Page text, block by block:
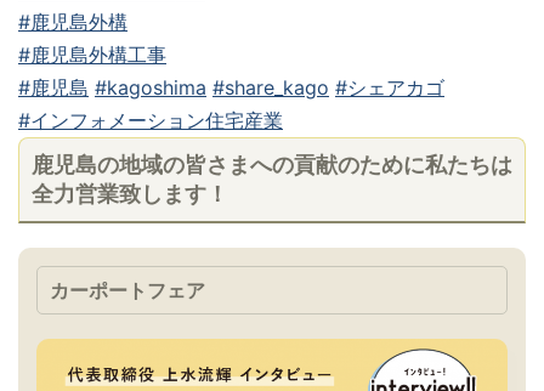
#鹿児島外構
#鹿児島外構工事
#鹿児島 #kagoshima #share_kago #シェアカゴ
#インフォメーション住宅産業
鹿児島の地域の皆さまへの貢献のために私たちは
全力営業致します！
カーポートフェア